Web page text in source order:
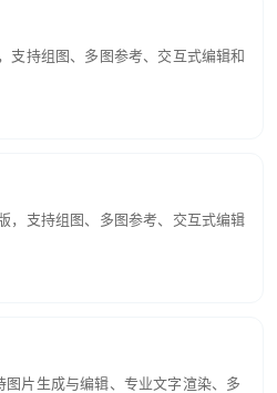
支持组图、多图参考、交互式编辑和
，支持组图、多图参考、交互式编辑
片生成与编辑、专业文字渲染、多